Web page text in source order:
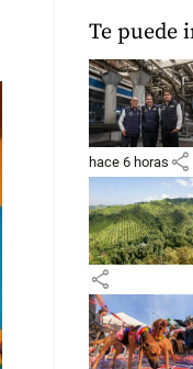
Te puede
hace 6 horas share
share